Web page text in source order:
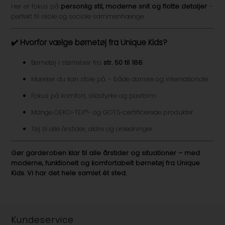
Her er fokus på personlig stil, moderne snit og flotte detaljer –
perfekt til skole og sociale sammenhænge.
✔️ Hvorfor vælge børnetøj fra Unique Kids?
Børnetøj i størrelser fra str. 50 til 188
Mærker du kan stole på – både danske og internationale
Fokus på komfort, slidstyrke og pasform
Mange OEKO-TEX®- og GOTS-certificerede produkter
Tøj til alle årstider, aldre og anledninger
Gør garderoben klar til alle årstider og situationer – med
moderne, funktionelt og komfortabelt børnetøj fra Unique
Kids. Vi har det hele samlet ét sted.
Kundeservice